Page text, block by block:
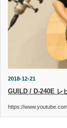
2018-12-21
GUILD / D-240E レ
https://